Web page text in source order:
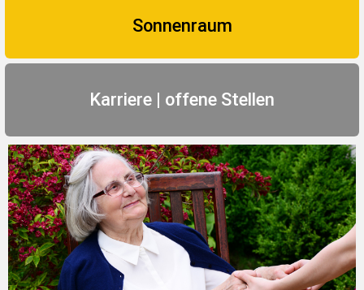
Sonnenraum
Karriere | offene Stellen